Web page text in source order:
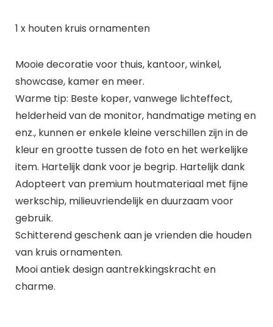
1 x houten kruis ornamenten
Mooie decoratie voor thuis, kantoor, winkel,
showcase, kamer en meer.
Warme tip: Beste koper, vanwege lichteffect,
helderheid van de monitor, handmatige meting en
enz., kunnen er enkele kleine verschillen zijn in de
kleur en grootte tussen de foto en het werkelijke
item. Hartelijk dank voor je begrip. Hartelijk dank
Adopteert van premium houtmateriaal met fijne
werkschip, milieuvriendelijk en duurzaam voor
gebruik.
Schitterend geschenk aan je vrienden die houden
van kruis ornamenten.
Mooi antiek design aantrekkingskracht en
charme.